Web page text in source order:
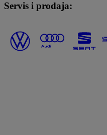
Servis i prodaja: